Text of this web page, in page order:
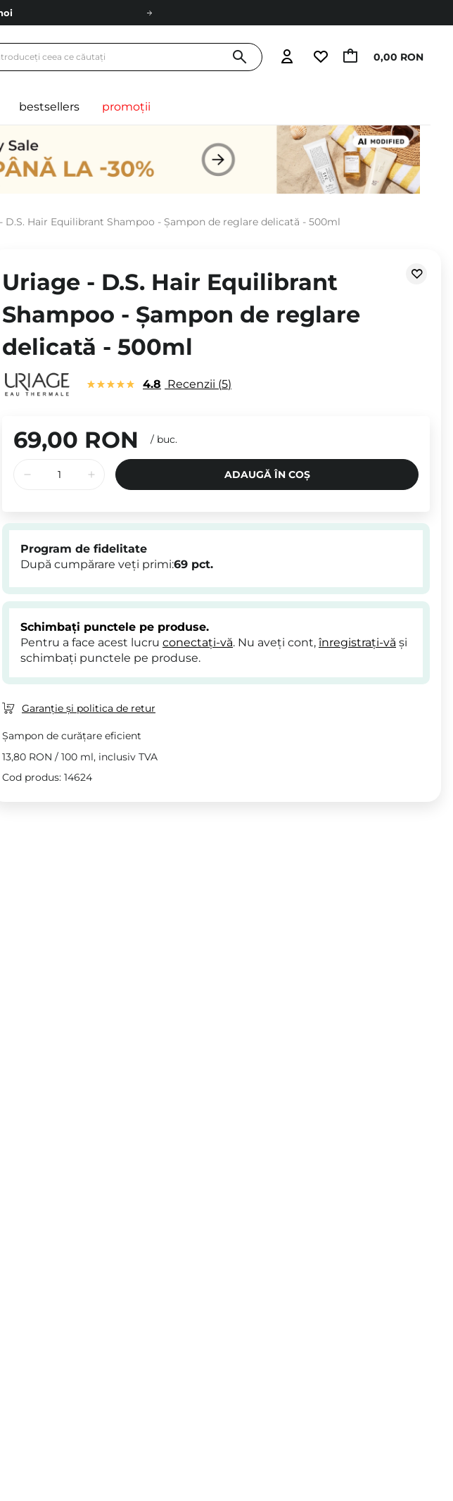
de la 150 RON! 0,00 RON
bestsellers promoții
D.S. Hair Equilibrant Shampoo - Șampon de reglare delicată - 500ml
Uriage - D.S. Hair Equilibrant
Shampoo - Șampon de reglare
delicată - 500ml
4.8 Recenzii 5
69,00 RON / buc.
ADAUGĂ ÎN COȘ
Program de fidelitate
După cumpărare veți primi:69 pct.
Schimbați punctele pe produse.
Pentru a face acest lucru conectați-vă. Nu aveți cont, înregistrați-vă și
schimbați punctele pe produse.
Garanție și politica de retur
Șampon de curățare eficient
13,80 RON / 100 ml, inclusiv TVA
Cod produs: 14624